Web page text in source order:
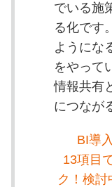
でいる施
る化です
ようにな
をやって
情報共有
につなが
BI導
13項目
ク！検討